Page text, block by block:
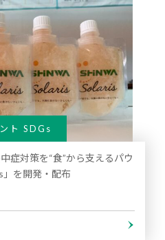
ト SDGs
症対策を“食”から支えるパウ
」を開発・配布